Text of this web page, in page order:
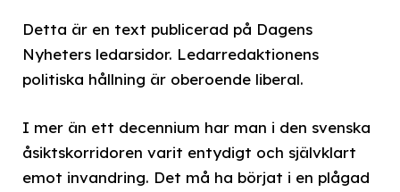
Detta är en text publicerad på Dagens
Nyheters ledarsidor. Ledarredaktionens
politiska hållning är oberoende liberal.
I mer än ett decennium har man i den svenska
åsiktskorridoren varit entydigt och självklart
emot invandring. Det må ha börjat i en plågad